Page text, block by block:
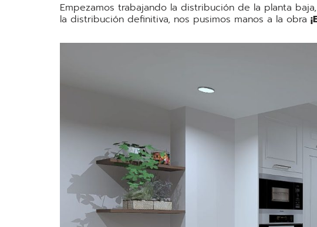
Empezamos trabajando la distribución de la planta
la distribución definitiva, nos pusimos manos a la obra